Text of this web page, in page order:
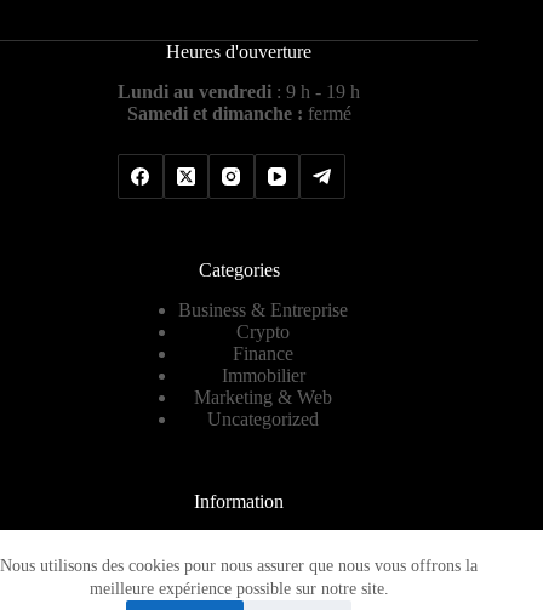
Nous utilisons des cookies pour nous assurer que nous vous offrons la
meilleure expérience possible sur notre site.
Heures d'ouverture
Lundi au vendredi : 9 h - 19 h
Samedi et dimanche : fermé
Categories
Business & Entreprise
Crypto
Finance
Immobilier
Marketing & Web
Uncategorized
Information
A propos
Plan de site